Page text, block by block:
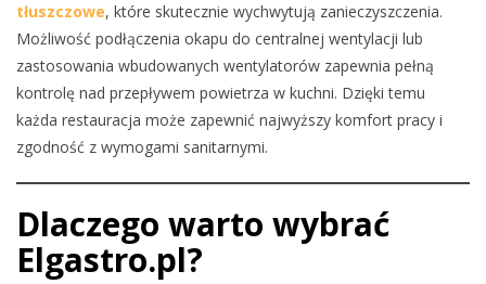
tłuszczowe, które skutecznie wychwytują zanieczyszczenia.
Możliwość podłączenia okapu do centralnej wentylacji lub
zastosowania wbudowanych wentylatorów zapewnia pełną
kontrolę nad przepływem powietrza w kuchni. Dzięki temu
każda restauracja może zapewnić najwyższy komfort pracy i
zgodność z wymogami sanitarnymi.
Dlaczego warto wybrać
Elgastro.pl?